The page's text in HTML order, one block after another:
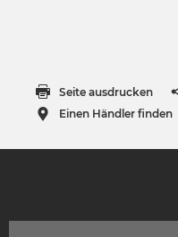
Seite ausdrucken
Einen Händler finden